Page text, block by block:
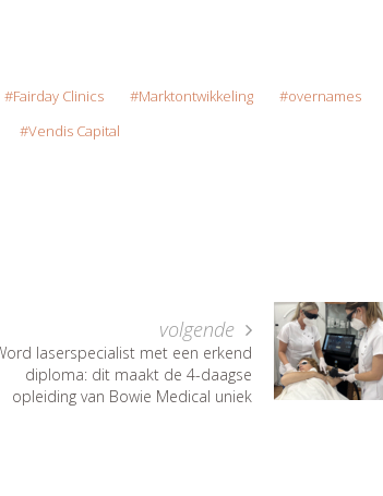
Fairday Clinics Marktontwikkeling
overnames
Vendis Capital
volgende
laserspecialist met een erkend
diploma: dit maakt de 4-daagse
opleiding van Bowie Medical uniek